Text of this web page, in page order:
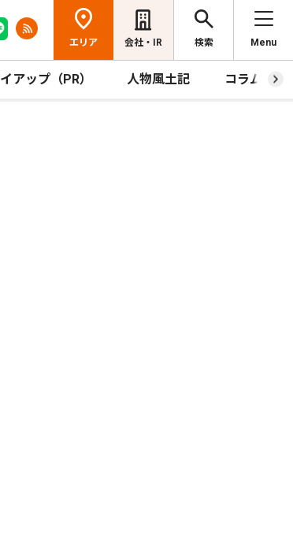
エリア 会社・IR 検索 Menu
アップ（PR） 人物風土記 コラム